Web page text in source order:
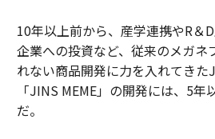
10年以上前から、産学連携やR＆
企業への投資など、従来のメガネ
れない商品開発に力を入れてき
「JINS MEME」の開発には、5
だ。